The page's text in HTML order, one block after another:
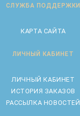
СЛУЖБА ПОДДЕРЖКИ
КАРТА САЙТА
ЛИЧНЫЙ КАБИНЕТ
ЛИЧНЫЙ КАБИНЕТ
ИСТОРИЯ ЗАКАЗОВ
РАССЫЛКА НОВОСТЕЙ